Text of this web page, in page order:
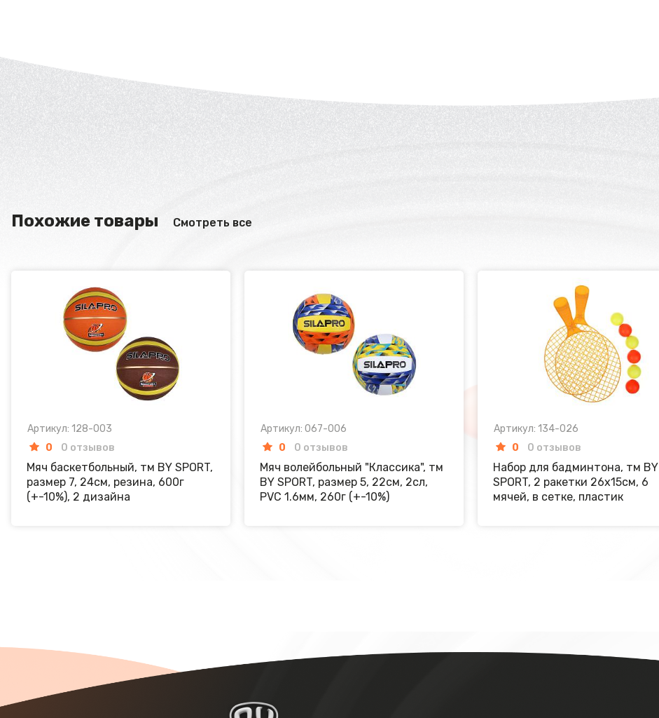
Похожие товары Смотреть все
Артикул: 128-003
0
0 отзывов
Мяч баскетбольный, тм BY SPORT,
размер 7, 24см, резина, 600г
(+-10%), 2 дизайна
Артикул: 067-006
0
0 отзывов
Мяч волейбольный "Классика", тм
BY SPORT, размер 5, 22см, 2сл,
PVC 1.6мм, 260г (+-10%)
Артикул: 134-026
0
0 отзывов
Набор для бадминтона, тм BY
SPORT, 2 ракетки 26х15см, 6
мячей, в сетке, пластик